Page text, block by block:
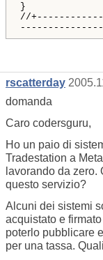
}
//
rscatterday
domanda
Caro codersguru,
Ho un paio di
Tradestation a
lavorando da zero.
questo servizio?
Alcuni dei sistemi
acquistato e
poterlo pubblicare
per una tassa.